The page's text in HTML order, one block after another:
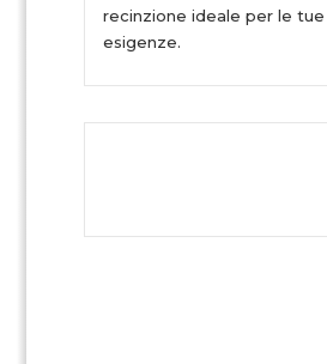
recinzione ideale per le tue
esigenze.